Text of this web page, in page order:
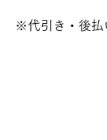
後払いの対